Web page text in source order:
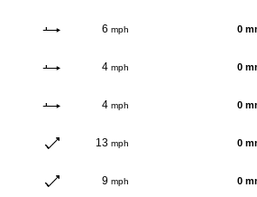
6 mph 0
4 mph 0
4 mph 0
13 mph 0
9 mph 0